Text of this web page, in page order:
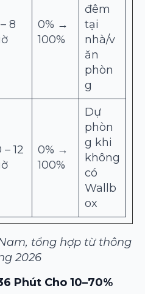
8
0% →
100%
đêm
tại
nhà/v
ăn
phòn
g
– 12
0% →
100%
Dự
phòn
g khi
không
có
Wallb
ox
tổng hợp từ thông
2026
Phút Cho 10–70%